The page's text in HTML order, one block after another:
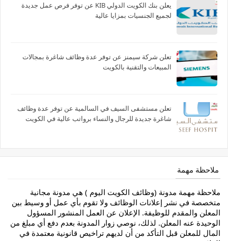
يعلن بنك الكويت الدولي KIB عن توفر فرص عمل جديدة
لجميع الجنسيات بمزايا عالية
تعلن شركة سيمنز عن توفر عدة وظائف شاغرة بمجالات
المبيعات والتقنية بالكويت
تعلن مستشفى السيف في السالمية عن توفر عدة وظائف
شاغرة جديدة للرجال والنساء برواتب عالية في الكويت
ملاحظة مهمة
ملاحظة مهمة مدونة (وظائف الكويت اليوم ) هي مدونة مجانية
متخصصة في نشر إعلانات الوظائف ولا تقوم بأي عمل أو وسيط بين
المعلن والمقدم للوظيفة. الإعلان عن العمل المنشور المسؤول
الوحيدة عنه المعلن. لذلك، نوصي زوار المدونة بعدم دفع أي مبلغ من
المال للمعلن قبل التأكد من أن لديهم تراخيص قانونية معتمدة في